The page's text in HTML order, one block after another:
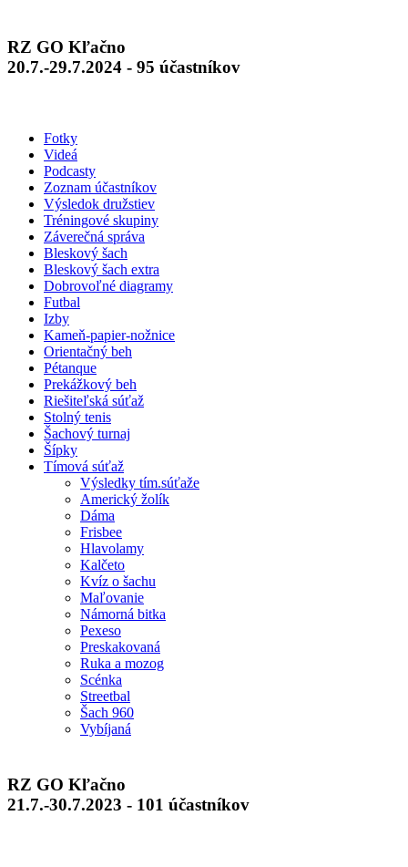
RZ GO Kľačno
20.7.-29.7.2024 - 95 účastníkov
Fotky
Videá
Podcasty
Zoznam účastníkov
Výsledok družstiev
Tréningové skupiny
Záverečná správa
Bleskový šach
Bleskový šach extra
Dobrovoľné diagramy
Futbal
Izby
Kameň-papier-nožnice
Orientačný beh
Pétanque
Prekážkový beh
Riešiteľská súťaž
Stolný tenis
Šachový turnaj
Šípky
Tímová súťaž
Výsledky tím.súťaže
Americký žolík
Dáma
Frisbee
Hlavolamy
Kalčeto
Kvíz o šachu
Maľovanie
Námorná bitka
Pexeso
Preskakovaná
Ruka a mozog
Scénka
Streetbal
Šach 960
Vybíjaná
RZ GO Kľačno
21.7.-30.7.2023 - 101 účastníkov